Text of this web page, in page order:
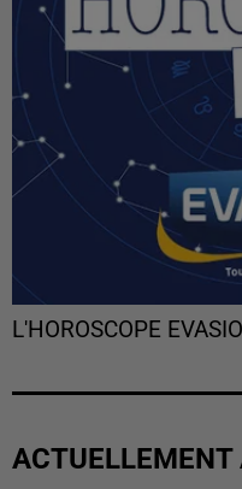
L'HOROSCOPE
ACTUELLEMENT